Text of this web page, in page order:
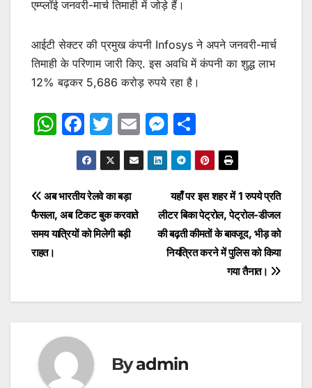
एम्प्लॉई जनवरी-मार्च तिमाही में जोड़े हैं।
आईटी सेक्टर की प्रमुख कंपनी Infosys ने अपने जनवरी-मार्च
तिमाही के परिणाम जारी किए. इस अवधि में कंपनी का शुद्ध लाभ
12% बढ़कर 5,686 करोड़ रुपये रहा है।
W
s
A
p
F
a
c
e
b
o
T
w
itt
er
E
m
ai
M
e
s
s
e
n
g
h
ar
e
Post
navigation
यहाँ पर इस शहर में 1 रुपये प्रति
लीटर बिका पेट्रोल, पेट्रोल-डीजल
की बढ़ती कीमतों के बावजूद, भीड़ को
नियंत्रित करने में पुलिस को किया
गया तैनात।
अब भारतीय रेलवे का बड़ा
फैसला, अब टिकट बुक करवाते
समय यात्रियों को मिलेगी बड़ी
राहत।
Byadmin